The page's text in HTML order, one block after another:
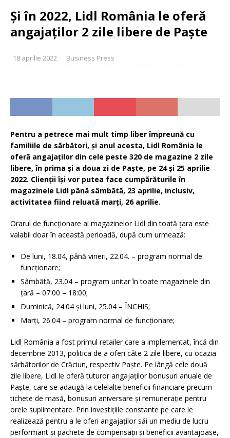
Și în 2022, Lidl România le oferă
angajaților 2 zile libere de Paște
18 aprilie 2022 Business Press
Pentru a petrece mai mult timp liber împreună cu
familiile de sărbători, și anul acesta, Lidl România le
oferă angajaților din cele peste 320 de magazine 2 zile
libere, în prima și a doua zi de Paște, pe 24 și 25 aprilie
2022. Clienții își vor putea face cumpărăturile în
magazinele Lidl până sâmbătă, 23 aprilie, inclusiv,
activitatea fiind reluată marți, 26 aprilie.
Orarul de funcționare al magazinelor Lidl din toată țara este
valabil doar în această perioadă, după cum urmează:
De luni, 18.04, până vineri, 22.04. – program normal de
funcționare;
Sâmbătă, 23.04 – program unitar în toate magazinele din
țară – 07:00 – 18:00;
Duminică, 24.04 și luni, 25.04 – ÎNCHIS;
Marți, 26.04 – program normal de funcționare;
Lidl România a fost primul retailer care a implementat, încă din
decembrie 2013, politica de a oferi câte 2 zile libere, cu ocazia
sărbătorilor de Crăciun, respectiv Paște. Pe lângă cele două
zile libere, Lidl le oferă tuturor angajaților bonusuri anuale de
Paște, care se adaugă la celelalte beneficii financiare precum
tichete de masă, bonusuri aniversare și remunerație pentru
orele suplimentare. Prin investițiile constante pe care le
realizează pentru a le oferi angajaților săi un mediu de lucru
performant și pachete de compensații și beneficii avantajoase,